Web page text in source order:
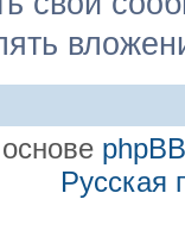
phpBB
Русская